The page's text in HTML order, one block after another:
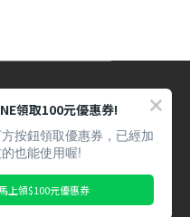
領取100元優惠券!
按鈕領取優惠券，已經加
也能使用喔!
馬上領$100元優惠券